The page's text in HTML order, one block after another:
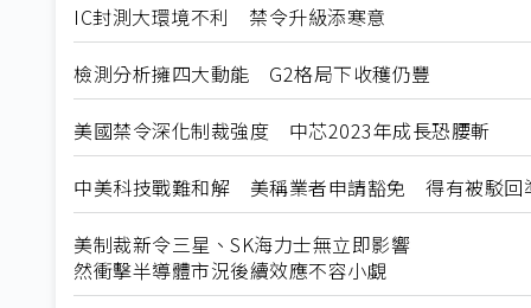
IC封測大環境不利 禁令升級添寒意
檢測分析擁四大動能 G2格局下收穫仍豐
美國禁令深化制裁強度 中芯2023年成長恐腰斬
中美科技戰難和解 美稱業者申請豁免 得有被駁回
美制裁新令三星、SK海力士無立即影響
然衝擊半導體市況後續效應不容小覷